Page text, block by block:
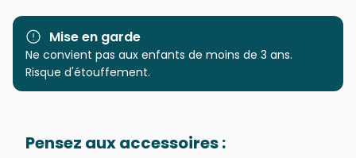
Marque Dino
Catégorie Puzzles - Chats
Age
Puzzle pour Adultes (500 à
Provenance Puzzles fabriqués en France
Mise en garde
Ne convient pas aux enfants de moins de 3 ans.
Risque d'étouffement.
Pensez aux accessoires :